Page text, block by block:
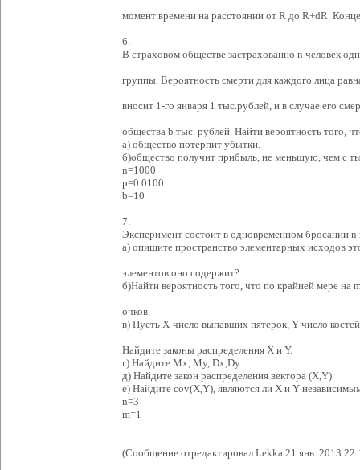
момент времени на расстоянии от R до R+dR.
6.
В страховом обществе застрахованно n человек
группы. Вероятность смерти для каждого лица
вносит 1-го января 1 тыс.рублей, и в случае его
общества b тыс. рублей. Найти вероятность того,
а) общество потерпит убытки.
б)общество получит прибыль, не меньшую, чем с
n=1000
p=0.0100
b=10
7.
Эксперимент состоит в одновременном бросании n
а) опишите пространство элементарных исходов
элементов оно содержит?
б)Найти вероятность того, что по крайней мере на
очков.
в) Пусть X-число выпавших пятерок, Y-число
Найдите законы распределения X и Y.
г) Найдите Mx, My, Dx,Dy.
д) Найдите закон распределения вектора (X,Y)
е) Найдите cov(X,Y), являются ли X и Y
n=3
m=1
(Сообщение отредактировал Lekka 21 янв. 2013